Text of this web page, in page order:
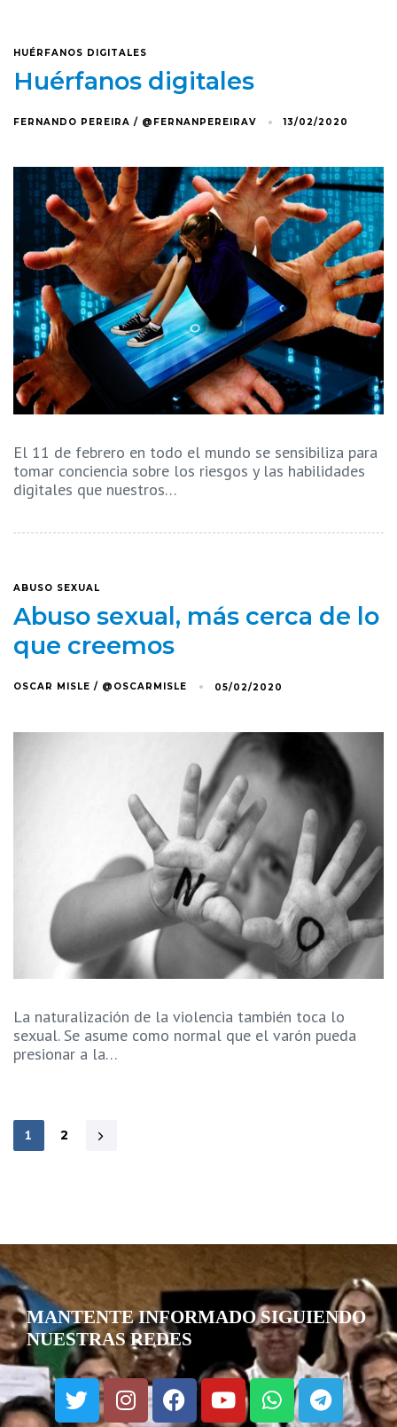
HUÉRFANOS DIGITALES
Huérfanos digitales
FERNANDO PEREIRA / @FERNANPEREIRAV 13/02/2020
El 11 de febrero en todo el mundo se sensibiliza para
tomar conciencia sobre los riesgos y las habilidades
digitales que nuestros…
ABUSO SEXUAL
Abuso sexual, más cerca de lo
que creemos
OSCAR MISLE / @OSCARMISLE 05/02/2020
La naturalización de la violencia también toca lo
sexual. Se asume como normal que el varón pueda
presionar a la…
1 2
MANTENTE INFORMADO SIGUIENDO
NUESTRAS REDES